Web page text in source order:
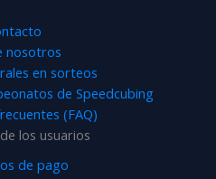
nosotros
en sorteos
de Speedcubing
(FAQ)
los usuarios
de pago